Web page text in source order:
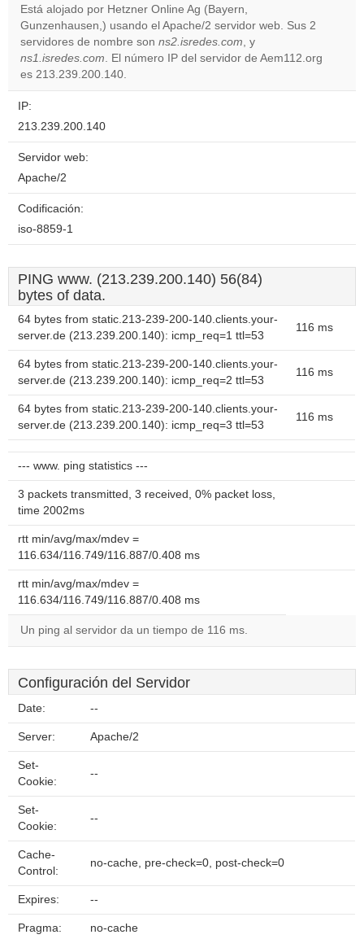
Do you
own this
website?
Está alojado por Hetzner Online Ag (Bayern,
Gunzenhausen,) usando el Apache/2 servidor web. Sus 2
servidores de nombre son ns2.isredes.com, y
ns1.isredes.com. El número IP del servidor de Aem112.org
es 213.239.200.140.
IP:
213.239.200.140
Servidor web:
Apache/2
Codificación:
iso-8859-1
PING www. (213.239.200.140) 56(84)
bytes of data.
64 bytes from static.213-239-200-140.clients.your-
server.de (213.239.200.140): icmp_req=1 ttl=53
116 ms
64 bytes from static.213-239-200-140.clients.your-
server.de (213.239.200.140): icmp_req=2 ttl=53
116 ms
64 bytes from static.213-239-200-140.clients.your-
server.de (213.239.200.140): icmp_req=3 ttl=53
116 ms
--- www. ping statistics ---
3 packets transmitted, 3 received, 0% packet loss,
time 2002ms
rtt min/avg/max/mdev =
116.634/116.749/116.887/0.408 ms
rtt min/avg/max/mdev =
116.634/116.749/116.887/0.408 ms
Un ping al servidor da un tiempo de 116 ms.
Configuración del Servidor
Date: --
Server: Apache/2
Set-
Cookie:
--
Set-
Cookie:
--
Cache-
Control:
no-cache, pre-check=0, post-check=0
Expires: --
Pragma: no-cache